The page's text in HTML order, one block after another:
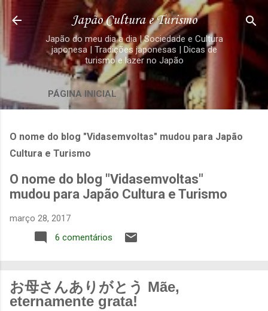
Pular para o conteúdo principal
Japão Cultura e Turismo
Japão do meu dia a dia | Sociedade e Cultura
japonesa | Tradições japonesas | Dicas de
turismo e lazer no Japão
PÁGINA INICIAL
O nome do blog "Vidasemvoltas" mudou para Japão
Cultura e Turismo
O nome do blog "Vidasemvoltas"
mudou para Japão Cultura e Turismo
março 28, 2017
6 comentários
お母さんありがとう Mãe,
eternamente grata!